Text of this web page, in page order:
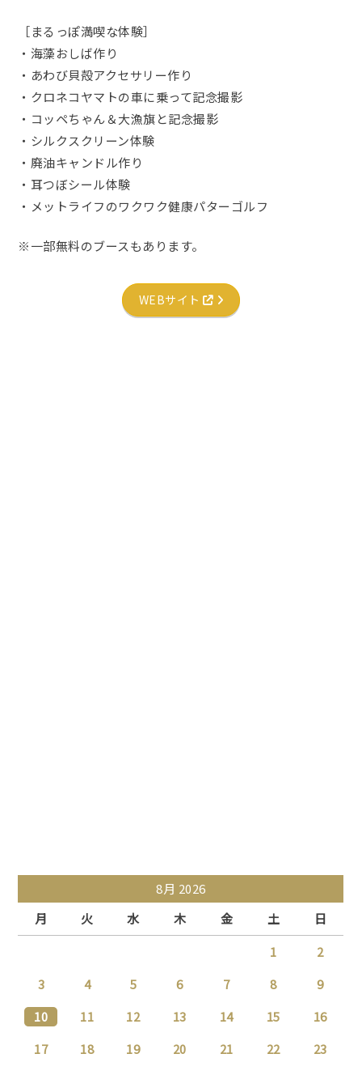
［まるっぽ満喫な体験］
・海藻おしば作り
・あわび貝殻アクセサリー作り
・クロネコヤマトの車に乗って記念撮影
・コッペちゃん＆大漁旗と記念撮影
・シルクスクリーン体験
・廃油キャンドル作り
・耳つぼシール体験
・メットライフのワクワク健康パターゴルフ
※一部無料のブースもあります。
WEBサイト
8月 2026
月
火 水 木 金 土
日
1
2
3
4 5 6 7 8
9
10
11 12 13 14 15
16
17
18 19 20 21 22
23